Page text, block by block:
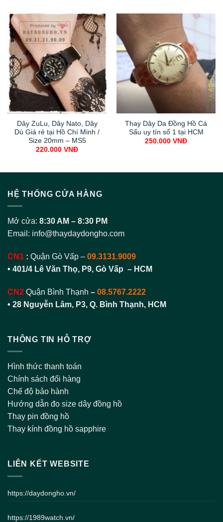
Dây ZuLu, Dây Nato, Dây
Dù Giá rẻ tại Hồ Chí Minh /
Size 20mm – MS5
220.000 VNĐ
Thay Dây Da Đồng Hồ Cá
Sấu uy tín số 1 tại HCM
250.000 VNĐ
HỆ THỐNG CỬA HÀNG
Mở cửa: 8:30 AM – 8:30 PM
Email: info@thaydaydongho.com
CN1 : Quận Gò Vấp – 09.3131.9009
• 401/4 Lê Văn Thọ, P9, Gò Vấp – HCM
CN2 Quận Bình Thạnh – 08.5767.2222
• 28 Nguyễn Lâm, P3, Q. Bình Thạnh, HCM
THÔNG TIN HỖ TRỢ
Hình thức thanh toán
Chính sách đổi hàng
Chế độ bảo hành
Hướng dẫn đo size dây đồng hồ
Thay pin đồng hồ
Thay kính đồng hồ sapphire
LIÊN KẾT WEBSITE
https://daydongho.vn/
https://1989watch.vn/